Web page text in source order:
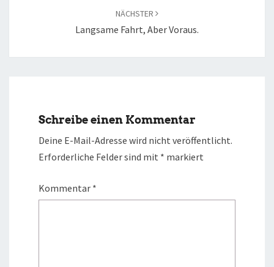
NÄCHSTER
Langsame Fahrt, Aber Voraus.
Schreibe einen Kommentar
Deine E-Mail-Adresse wird nicht veröffentlicht.
Erforderliche Felder sind mit * markiert
Kommentar *